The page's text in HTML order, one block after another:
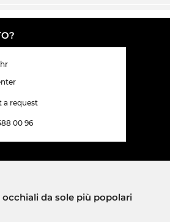
a request
00 96
da sole più popolari